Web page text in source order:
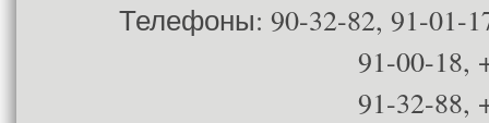
Телефоны: 90-32-82, 91-01-
91-00-18,
91-32-88,